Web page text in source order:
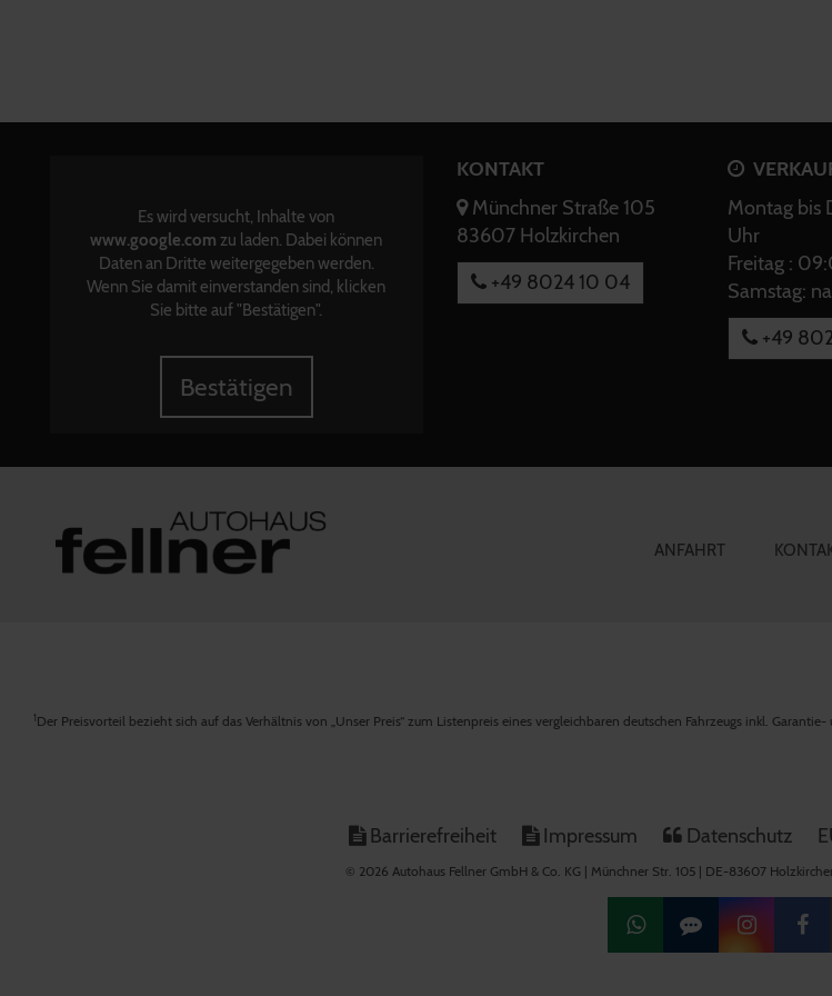
Es wird versucht, Inhalte von
www.google.com zu laden. Dabei können
Daten an Dritte weitergegeben werden.
Wenn Sie damit einverstanden sind, klicken
Sie bitte auf "Bestätigen".
Bestätigen
KONTAKT
Münchner Straße 105
83607 Holzkirchen
+49 8024 10 04
Montag bis
Uhr
Freitag :
Samstag:
+49
ANFAHRT
1Der Preisvorteil bezieht sich auf das Verhältnis von „Unser Preis“ zum Listenpreis eines vergleichbaren deutschen Fahrzeugs inkl. Garantie-
Barrierefreiheit Impressum Datenschutz
© 2026 Autohaus Fellner GmbH & Co. KG | Münchner Str. 105 | DE-83607